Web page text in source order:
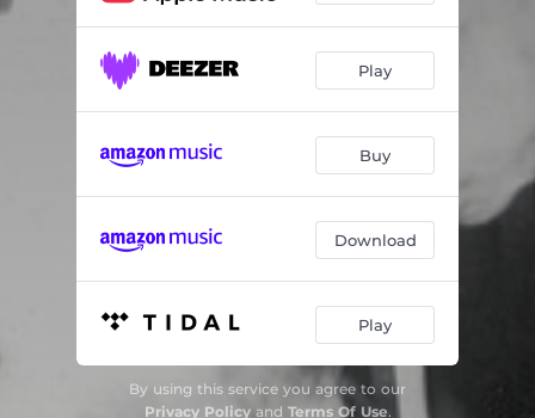
Três Minutos Para Um Aviso Importante 03:20
Quietly (Simplesmente) 03:00
Reflexos 03:28
04:30
02:54
Prelúdio Pai e Filho 02:43
Tema de Anita 04:45
Tamba 05:13
Play
Buy
Download
Play
By using this service you agree to our
Privacy Policyand Terms Of Use.